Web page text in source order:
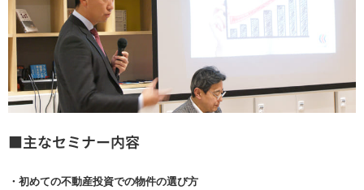
■主なセミナー内容
・初めての不動産投資での物件の選び方